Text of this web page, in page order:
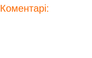
Коментарі: